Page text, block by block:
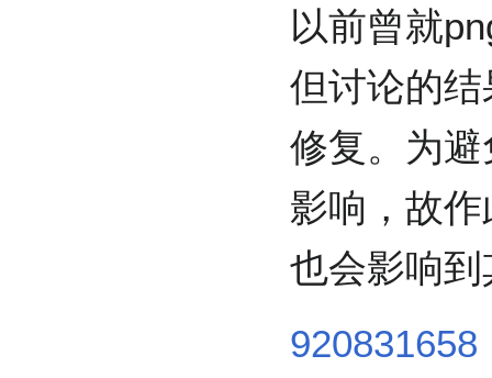
以前曾就
但讨论的
修复。为
影响，故
也会影响
920831658